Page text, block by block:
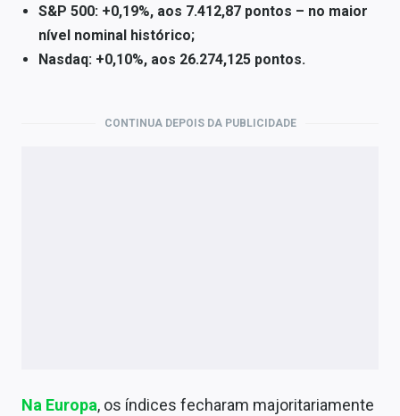
S&P 500: +0,19%, aos 7.412,87 pontos – no maior
nível nominal histórico;
Nasdaq: +0,10%, aos 26.274,125 pontos.
CONTINUA DEPOIS DA PUBLICIDADE
Na Europa, os índices fecharam majoritariamente